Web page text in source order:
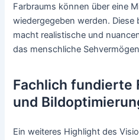
Farbraums können über eine
wiedergegeben werden. Diese
macht realistische und
das menschliche
Fachlich fundierte
und
Ein weiteres Highlight des